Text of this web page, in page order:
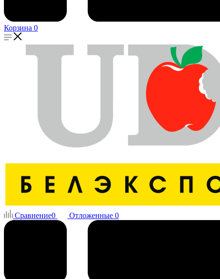
Корзина 0
Сравнение0 Отложенные 0